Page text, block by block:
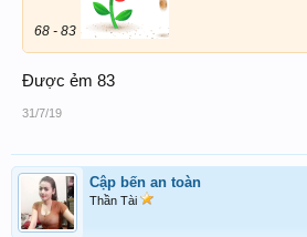
68 - 83
Được ẻm 83
31/7/19
Cập bến an toàn
Thần Tài